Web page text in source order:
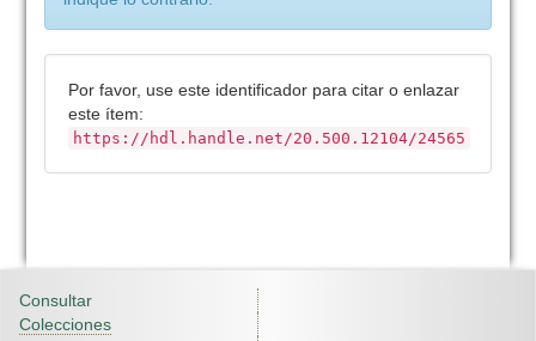
Por favor, use este identificador para citar o enlazar
este ítem:
https://hdl.handle.net/20.500.12104/24565
Consultar
Colecciones